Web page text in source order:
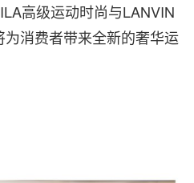
高级运动时尚与LANVIN
消费者带来全新的奢华运